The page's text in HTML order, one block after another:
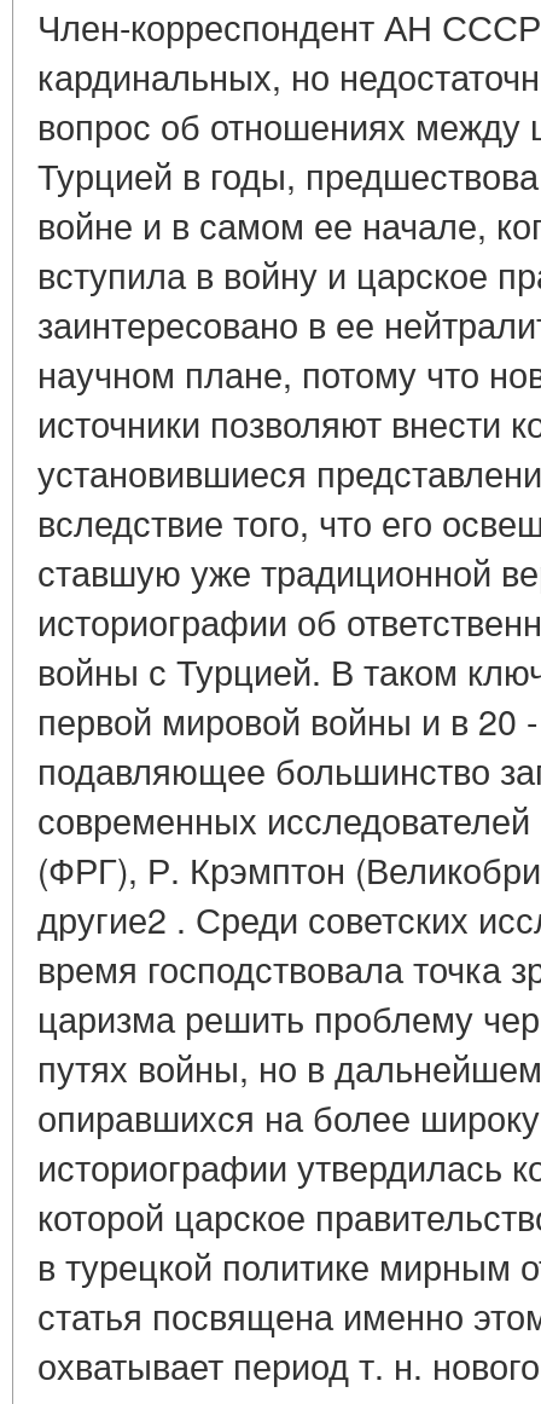
Член-корреспондент АН
кардинальных, но
вопрос об отношениях между
Турцией в годы,
войне и в самом ее начале,
вступила в войну и царское
заинтересовано в ее
научном плане, потому что
источники позволяют внести
установившиеся
вследствие того, что его
ставшую уже традиционной
историографии об
войны с Турцией. В таком
первой мировой войны и в 20
подавляющее большинство
современных
(ФРГ), Р. Крэмптон
другие2 . Среди советских
время господствовала точка
царизма решить проблему
путях войны, но в
опиравшихся на более
историографии утвердилась
которой царское
в турецкой политике
статья посвящена именно
охватывает период т. н.